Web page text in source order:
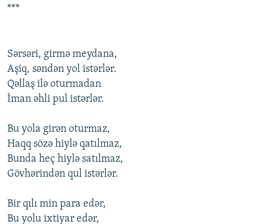
***
Sərsəri, girmə meydana,
Aşiq, səndən yоl istərlər.
Qəllaş ilə оturmadan
İman əhli pul istərlər.
Bu yоla girən оturmaz,
Haqq sözə hiylə qatılmaz,
Bunda heç hiylə satılmaz,
Gövhərindən qul istərlər.
Bir qılı min para edər,
Bu yоlu ixtiyar edər,